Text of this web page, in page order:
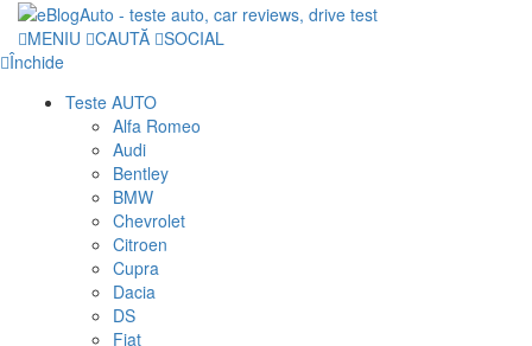
MENIU CAUTĂ SOCIAL
Închide
Teste AUTO
Alfa Romeo
Audi
Bentley
BMW
Chevrolet
Citroen
Cupra
Dacia
DS
Fiat